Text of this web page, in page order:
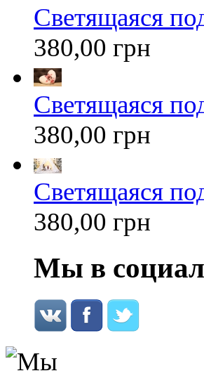
Светящаяся
380,00 грн
Светящаяся
380,00 грн
Светящаяся
380,00 грн
Мы в